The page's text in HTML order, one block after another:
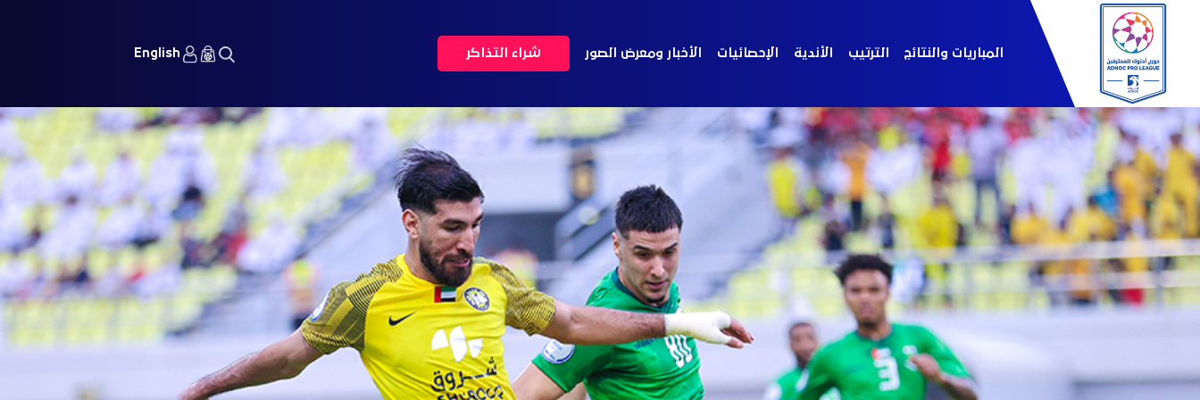
المباريات والنتائج الترتيب الأندية الإحصائيات الأخبار ومعرض الصور شراء التذاكر English